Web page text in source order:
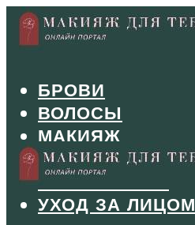
БРОВИ
ВОЛОСЫ
МАКИЯЖ
МАНИКЮР
ТУШЬ И ТЕНИ
УХОД ЗА ЛИЦОМ